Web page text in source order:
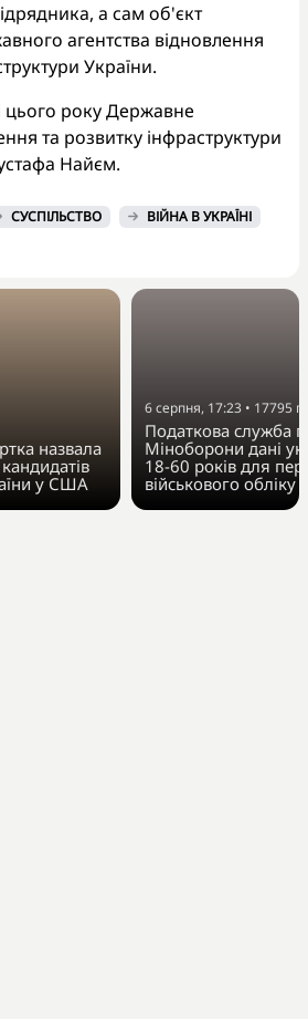
а сам об'єкт
агентства відновлення
України.
цього року Державне
та розвитку інфраструктури
Найєм.
СУСПІЛЬСТВО ВІЙНА В УКРАЇНІ
назвала
у США
6 серпня, 17:23 • 17795
Податкова служба
Міноборони дані
18-60 років для
військового обліку